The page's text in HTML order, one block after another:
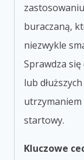
buraczaną,
niezwykle
Sprawdza
lub
utrzymaniem
startowy.
Kluczowe